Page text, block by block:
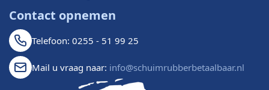
Contact opnemen
Telefoon: 0255 - 51 99 25
Mail u vraag naar: info@schuimrubberbetaalbaar.nl